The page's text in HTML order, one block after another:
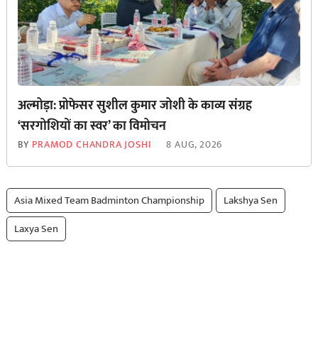
अल्मोड़ा: प्रोफेसर सुशील कुमार जोशी के काव्य संग्रह
‘सरगोशियों का स्वर’ का विमोचन
BY PRAMOD CHANDRA JOSHI 8 AUG, 2026
Asia Mixed Team Badminton Championship
Lakshya Sen
Laxya Sen